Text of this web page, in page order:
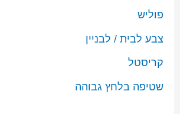
פוליש
צבע לבית / לבניין
קריסטל
שטיפה בלחץ גבוהה